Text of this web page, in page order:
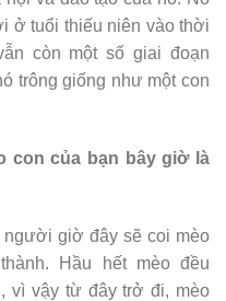
ở tuổi thiếu niên vào thời
còn một số giai đoạn
trông giống như một con
con của bạn bây giờ là
giờ đây sẽ coi mèo
Hầu hết mèo đều
vì vậy từ đây trở đi, mèo